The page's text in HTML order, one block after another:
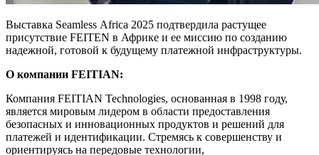
Выставка Seamless Africa 2025 подтвердила растущее
присутствие FEITEN в Африке и ее миссию по созданию
надежной, готовой к будущему платежной инфраструктуры.
О компании FEITIAN:
Компания FEITIAN Technologies, основанная в 1998 году,
является мировым лидером в области предоставления
безопасных и инновационных продуктов и решений для
платежей и идентификации. Стремясь к совершенству и
ориентируясь на передовые технологии,